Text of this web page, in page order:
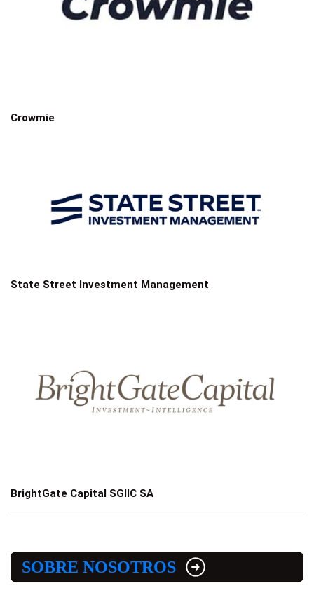
Crowmie
State Street Investment Management
BrightGate Capital SGIIC SA
SOBRE NOSOTROS